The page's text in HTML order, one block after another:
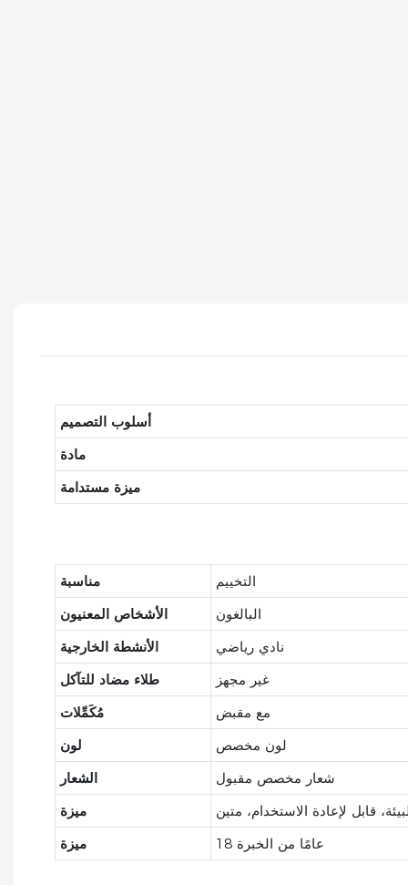
أسلوب التصميم
مادة
ميزة مستدامة
مناسبة التخييم
الأشخاص المعنيون
البالغون
الأنشطة الخارجية
نادي رياضي
طلاء مضاد للتآكل
غير مجهز
مُكَمِّلات
مع مقبض
لون
لون مخصص
الشعار
شعار مخصص مقبول
ميزة
قابل لإعادة الاستخدام، متين
ميزة
18 عامًا من الخبرة